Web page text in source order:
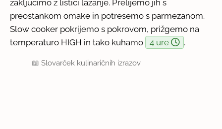
zaključimo z lističi lazanje. Prelijemo jih s
preostankom omake in potresemo s parmezanom.
Slow cooker pokrijemo s pokrovom, prižgemo na
temperaturo HIGH in tako kuhamo
4 ure .
📖Slovarček kulinaričnih izrazov